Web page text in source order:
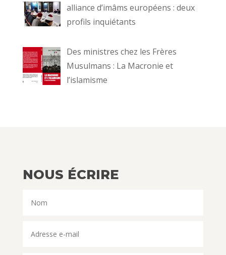
alliance d’imâms européens : deux
profils inquiétants
Des ministres chez les Frères
Musulmans : La Macronie et
l’islamisme
NOUS ÉCRIRE